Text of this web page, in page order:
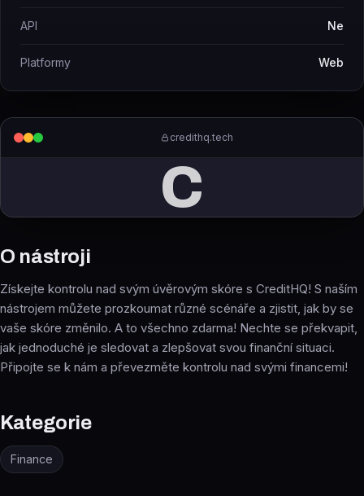
credithq.tech
C
O nástroji
Získejte kontrolu nad svým úvěrovým skóre s CreditHQ! S naším
nástrojem můžete prozkoumat různé scénáře a zjistit, jak by se
vaše skóre změnilo. A to všechno zdarma! Nechte se překvapit,
jak jednoduché je sledovat a zlepšovat svou finanční situaci.
Připojte se k nám a převezměte kontrolu nad svými financemi!
Kategorie
Finance
API Ne
Platformy Web